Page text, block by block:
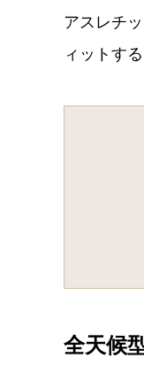
アスレチ
ィットする
全天候